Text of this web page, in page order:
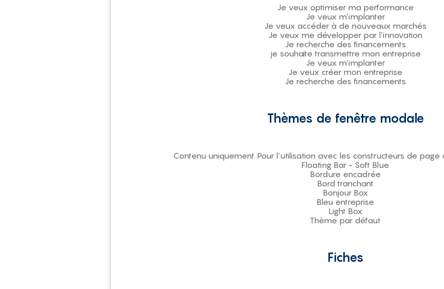
Je veux optimiser ma performance
Je veux m’implanter
Je veux accéder à de nouveaux marchés
Je veux me développer par l’innovation
Je recherche des financements
je souhaite transmettre mon entreprise
Je veux m’implanter
Je veux créer mon entreprise
Je recherche des financements
Thèmes de fenêtre modale
Contenu uniquement. Pour l’utilisation avec les constructeurs de page
Floating Bar - Soft Blue
Bordure encadrée
Bord tranchant
Bonjour Box
Bleu entreprise
Light Box
Thème par défaut
Fiches